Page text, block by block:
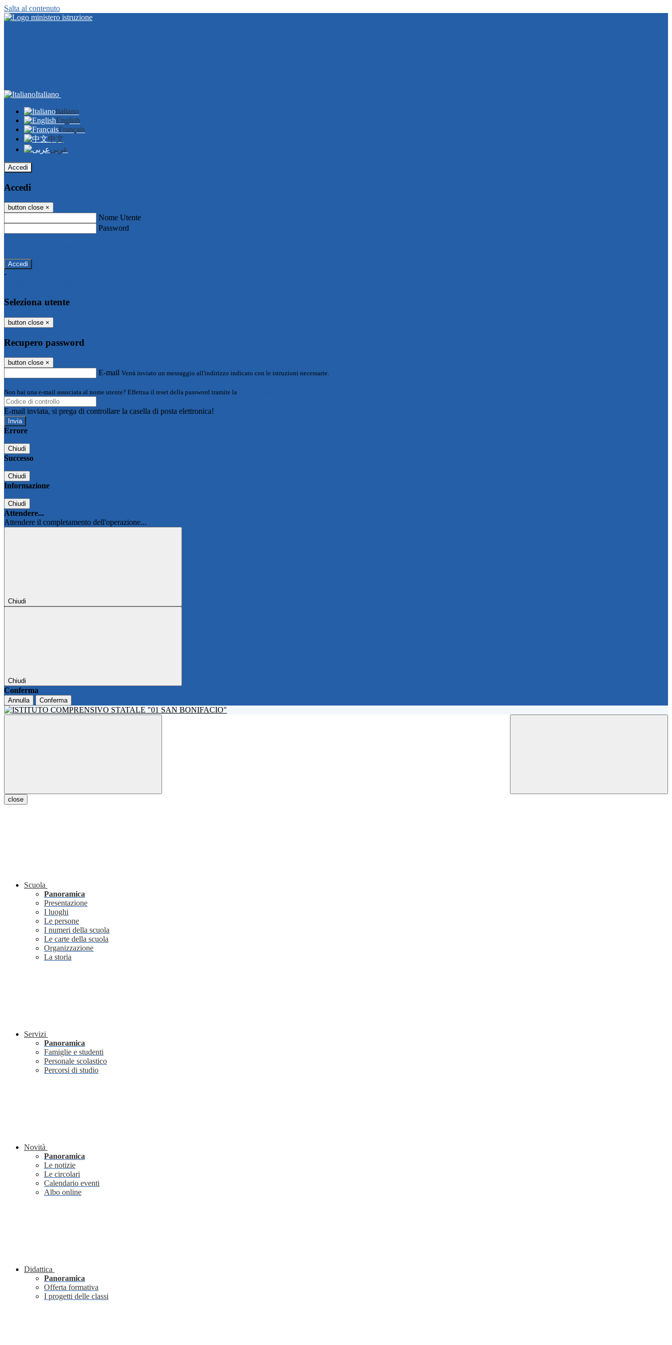
Salta al contenuto
Italiano
Italiano
English
Français
中文
عربى
Accedi
Accedi
button close ×
Nome Utente
Password
-
Seleziona utente
button close ×
Recupero password
button close ×
E-mail Verrà inviato un messaggio all'indirizzo indicato con le istruzioni necessarie.
Non hai una e-mail associata al nome utente? Effettua il reset della password tramite la
E-mail inviata, si prega di controllare la casella di posta elettronica!
Errore
Chiudi
Successo
Chiudi
Informazione
Chiudi
Attendere...
Attendere il completamento dell'operazione...
Chiudi
Chiudi
Conferma
Annulla Conferma
close
Scuola
Panoramica
Presentazione
I luoghi
Le persone
I numeri della scuola
Le carte della scuola
Organizzazione
La storia
Servizi
Panoramica
Famiglie e studenti
Personale scolastico
Percorsi di studio
Novità
Panoramica
Le notizie
Le circolari
Calendario eventi
Albo online
Didattica
Panoramica
Offerta formativa
I progetti delle classi